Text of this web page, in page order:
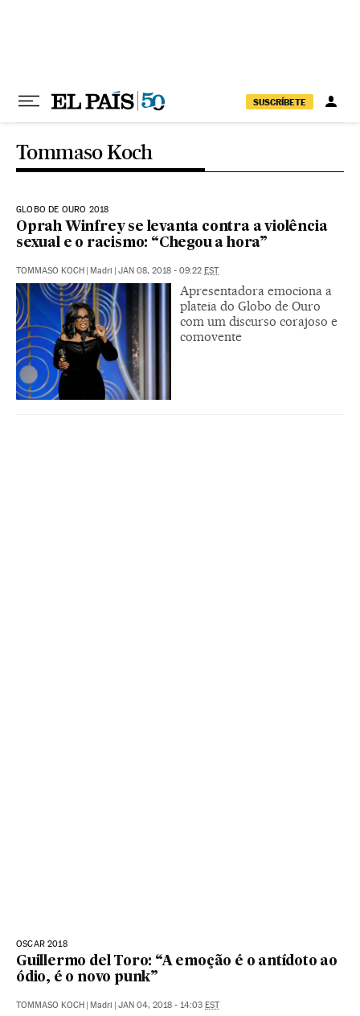
SUSCRÍBETE
Tommaso Koch
GLOBO DE OURO 2018
Oprah Winfrey se levanta contra a violência
sexual e o racismo: “Chegou a hora”
TOMMASO KOCH | Madri | JAN 08, 2018 - 09:22 EST
Apresentadora emociona a
plateia do Globo de Ouro
com um discurso corajoso e
comovente
OSCAR 2018
Guillermo del Toro: “A emoção é o antídoto ao
ódio, é o novo punk”
TOMMASO KOCH | Madri | JAN 04, 2018 - 14:03 EST